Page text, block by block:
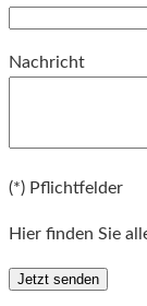
Nachricht
(*) Pflichtfelder
Hier finden Sie